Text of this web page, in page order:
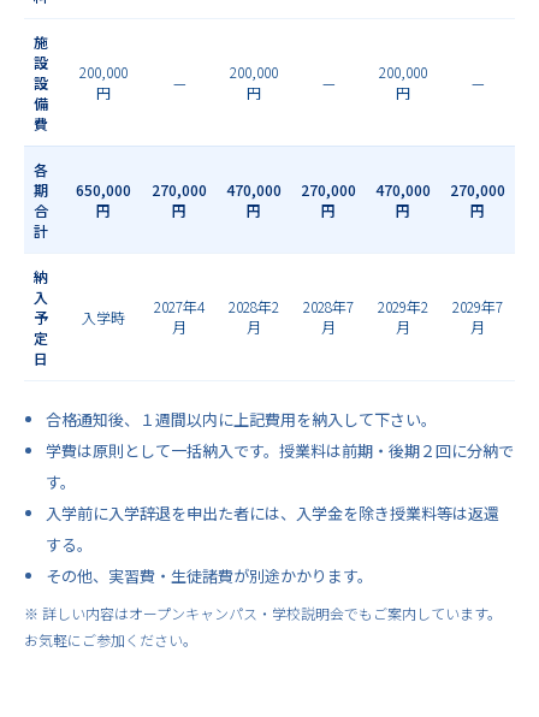
施
設
設
備
費
200,000
円
—
200,000
円
—
200,000
円
—
各
期
合
計
650,000
円
270,000
円
470,000
円
270,000
円
470,000
円
270,000
円
納
入
予
定
日
入学時
2027年4
月
2028年2
月
2028年7
月
2029年2
月
2029年7
月
合格通知後、１週間以内に上記費用を納入して下さい。
学費は原則として一括納入です。授業料は前期・後期２回に分納で
す。
入学前に入学辞退を申出た者には、入学金を除き授業料等は返還
する。
その他、実習費・生徒諸費が別途かかります。
※ 詳しい内容はオープンキャンパス・学校説明会でもご案内しています。
お気軽にご参加ください。